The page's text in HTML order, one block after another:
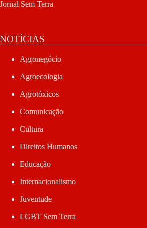
Jornal Sem Terra
NOTÍCIAS
Agronegócio
Agroecologia
Agrotóxicos
Comunicação
Cultura
Direitos Humanos
Educação
Internacionalismo
Juventude
LGBT Sem Terra